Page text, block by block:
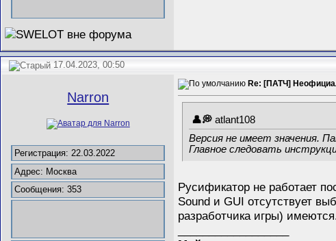
17.04.2023, 00:50
Narron
Регистрация: 22.03.2022
Адрес: Москва
Сообщения: 353
Re: [ПАТЧ]
atlant108
Версия не имеет значения.
Главное следовать
Русификатор не работает
Sound и GUI отсутствует
разработчика игры)